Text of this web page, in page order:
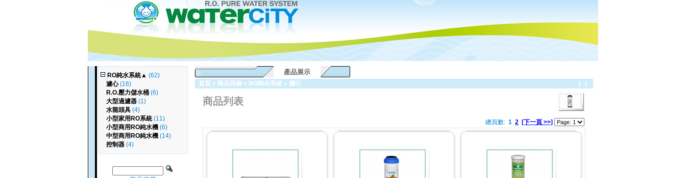
RO純水系統▲ (62)
濾心(16)
R.O.壓力儲水桶 (6)
大型過濾器 (1)
水龍頭具 (4)
小型家用RO系統(11)
小型商用RO純水機 (6)
中型商用RO純水機 (14)
控制器 (4)
產品展示
首頁 » 商品目錄 » RO純水系統 » 濾心
商品列表
總頁數: 1 2 [下一頁 >>]